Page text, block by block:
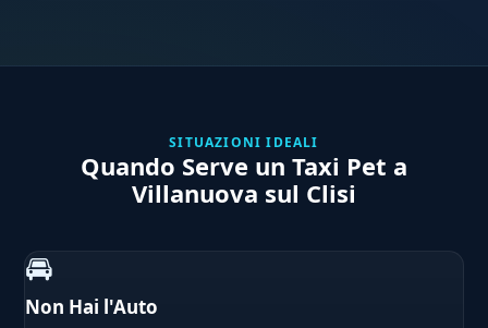
SITUAZIONI IDEALI
Quando Serve un Taxi Pet a
Villanuova sul Clisi
🚘
Non Hai l'Auto